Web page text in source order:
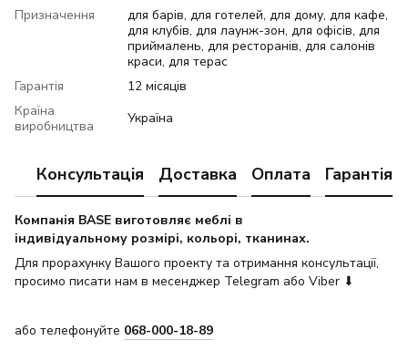
Призначення
для барів, для готелей, для дому, для кафе,
для клубів, для лаунж-зон, для офісів, для
приймалень, для ресторанів, для салонів
краси, для терас
Гарантія
12 місяців
Країна
виробництва
Україна
Консультація Доставка Оплата Гарантія
Компанія BASE виготовляє меблі в
індивідуальному розмірі, кольорі, тканинах.
Для прорахунку Вашого проекту та отримання консультації,
просимо писати нам в месенджер Telegram або Viber ⬇
або телефонуйте 068-000-18-89